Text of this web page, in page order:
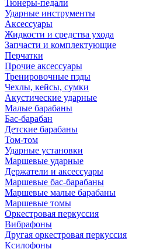
Тюнеры-педали
Ударные инструменты
Аксессуары
Жидкости и средства ухода
Запчасти и комплектующие
Перчатки
Прочие аксессуары
Тренировочные пэды
Чехлы, кейсы, сумки
Акустические ударные
Mалые барабаны
Бас-барабан
Детские барабаны
Том-том
Ударные установки
Маршевые ударные
Держатели и аксессуары
Маршевые бас-барабаны
Маршевые малые барабаны
Маршевые томы
Оркестровая перкуссия
Вибрафоны
Другая оркестровая перкуссия
Ксилофоны